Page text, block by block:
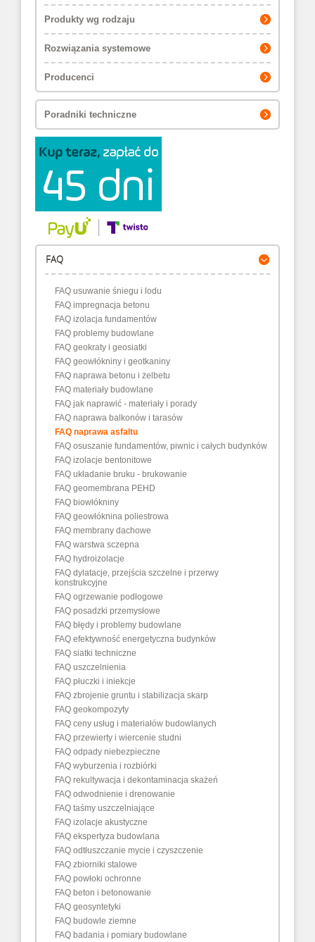
Produkty wg rodzaju
Rozwiązania systemowe
Producenci
Poradniki techniczne
FAQ
FAQ usuwanie śniegu i lodu
FAQ impregnacja betonu
FAQ izolacja fundamentów
FAQ problemy budowlane
FAQ geokraty i geosiatki
FAQ geowłókniny i geotkaniny
FAQ naprawa betonu i żelbetu
FAQ materiały budowlane
FAQ jak naprawić - materiały i porady
FAQ naprawa balkonów i tarasów
FAQ naprawa asfaltu
FAQ osuszanie fundamentów, piwnic i całych budynków
FAQ izolacje bentonitowe
FAQ układanie bruku - brukowanie
FAQ geomembrana PEHD
FAQ biowłókniny
FAQ geowłóknina poliestrowa
FAQ membrany dachowe
FAQ warstwa sczepna
FAQ hydroizolacje
FAQ dylatacje, przejścia szczelne i przerwy
konstrukcyjne
FAQ ogrzewanie podłogowe
FAQ posadzki przemysłowe
FAQ błędy i problemy budowlane
FAQ efektywność energetyczna budynków
FAQ siatki techniczne
FAQ uszczelnienia
FAQ płuczki i iniekcje
FAQ zbrojenie gruntu i stabilizacja skarp
FAQ geokompozyty
FAQ ceny usług i materiałów budowlanych
FAQ przewierty i wiercenie studni
FAQ odpady niebezpieczne
FAQ wyburzenia i rozbiórki
FAQ rekultywacja i dekontaminacja skażeń
FAQ odwodnienie i drenowanie
FAQ taśmy uszczelniające
FAQ izolacje akustyczne
FAQ ekspertyza budowlana
FAQ odtłuszczanie mycie i czyszczenie
FAQ zbiorniki stalowe
FAQ powłoki ochronne
FAQ beton i betonowanie
FAQ geosyntetyki
FAQ budowle ziemne
FAQ badania i pomiary budowlane